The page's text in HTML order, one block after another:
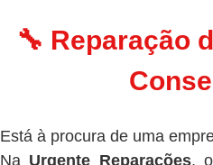
🔧 Reparação
Está à procura de uma
Na Urgente Reparações,